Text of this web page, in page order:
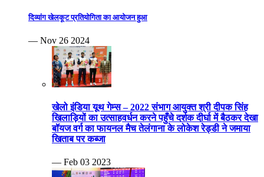
दिव्यांग खेलकूट प्रतियोगिता का आयोजन हुआ
— Nov 26 2024
खेलो इंडिया यूथ गेम्स – 2022 संभाग आयुक्त श्री दीपक सिंह
खिलाड़ियों का उत्साहवर्धन करने पहुँचे दर्शक दीर्घा में बैठकर देखा
बॉयज वर्ग का फायनल मैच तेलंगाना के लोकेश रेड्डी ने जमाया
खिताब पर कब्जा
— Feb 03 2023